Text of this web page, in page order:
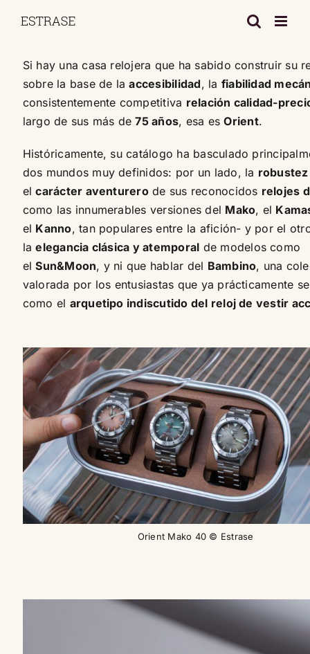
Si hay una casa relojera que ha sabido construir su
sobre la base de laaccesibilidad, la fiabilidad
consistentemente competitiva relación calidad-
largo de sus más de75 años, esa esOrient.
Históricamente, su catálogo ha basculado
dos mundos muy definidos: por un lado, la
elcarácter aventurerode sus reconocidos relojes
como las innumerables versiones del Mako, el
el Kanno, tan populares entre la afición- y por el
laelegancia clásica y atemporal de modelos como
elSun&Moon, y ni que hablar del Bambino, una
valorada por los entusiastas que ya prácticamente
como el arquetipo indiscutido del reloj de vestir
Orient Mako 40 © Estrase